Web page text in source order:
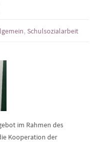
, Schulsozialarbeit
im Rahmen des
Kooperation der